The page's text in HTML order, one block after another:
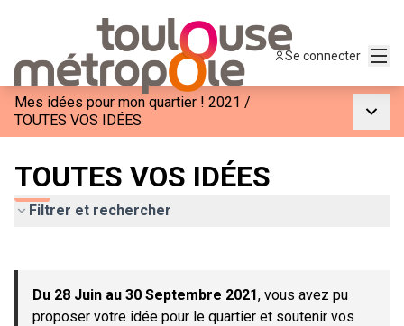
Se connecter
Mes idées pour mon quartier ! 2021 /
TOUTES VOS IDÉES
TOUTES VOS IDÉES
Filtrer et rechercher
−
Du 28 Juin au 30 Septembre 2021, vous avez pu
proposer votre idée pour le quartier et soutenir vos